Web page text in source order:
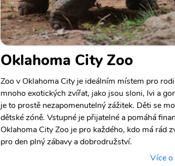
Oklahoma City Zoo
Zoo v Oklahoma City je ideálním místem pro
mnoho exotických zvířat, jako jsou sloni, lvi a
je to prostě nezapomenutelný zážitek. Děti se
dětské zóně. Vstupné je přijatelné a pomáhá
Oklahoma City Zoo je pro každého, kdo má rád
pro den plný zábavy a dobrodružství.
Více o